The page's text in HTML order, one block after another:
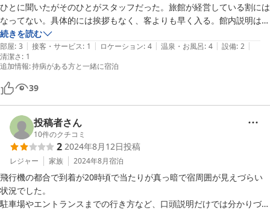
ひとに聞いたがそのひとがスタッフだった。旅館が経営している割には
なってない。具体的には挨拶もなく、客よりも早く入る。館内説明は事
務的、長靴を一番いい場所に置いている。館内は手入れがされてなく、
鉄道部品が放置されていたり、ゲージがかわいそうだった。きちんとす
れば素晴らしいのにやる気がない。ゴミはいっぱいで捨てられない。と
ても残念だった。リピはない。
続きを読む
部屋: 3 | 接客・サービス: 1 | ロケーション: 4 | 温泉・お風呂: 4 | 設備: 2 |
清潔さ: 1
追加情報:持病がある方と一緒に宿泊
39
投稿者さん
10件のクチコミ
2 2024年8月12日投稿
レジャー 家族 2024年8月宿泊
飛行機の都合で到着が20時頃で当たりが真っ暗で宿周囲が見えづらい
状況でした。
駐車場やエントランスまでの行き方など、口頭説明だけでは分かりづら